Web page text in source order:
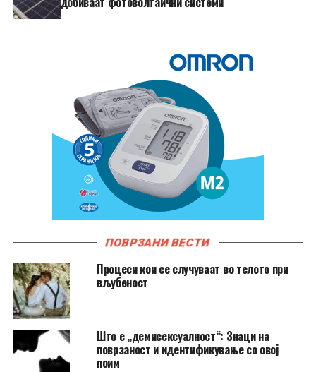
ПОВРЗАНИ ВЕСТИ
Процеси кои се случуваат во телото при
вљубеност
Што е „демисексуалност“: Знаци на
поврзаност и идентификување со овој
поим